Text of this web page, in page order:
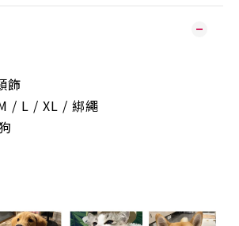
飾
/ L / XL / 綁繩